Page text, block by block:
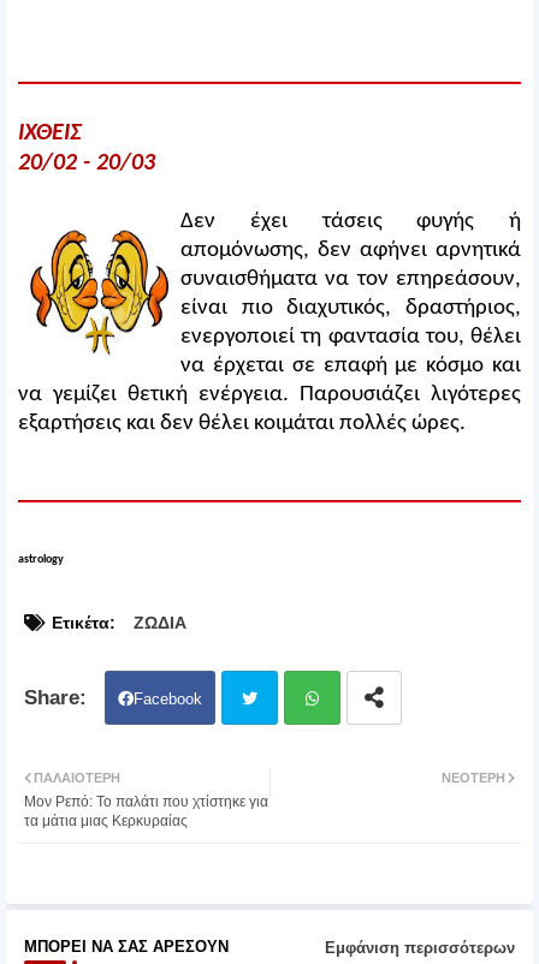
ΙΧΘΕΙΣ
20/02 - 20/03
Δεν έχει τάσεις φυγής ή
απομόνωσης, δεν αφήνει αρνητικά
συναισθήματα να τον επηρεάσουν,
είναι πιο διαχυτικός, δραστήριος,
ενεργοποιεί τη φαντασία του, θέλει
να έρχεται σε επαφή με κόσμο και
να γεμίζει θετική ενέργεια. Παρουσιάζει λιγότερες
εξαρτήσεις και δεν θέλει κοιμάται πολλές ώρες.
astrology
Ετικέτα: ΖΩΔΙΑ
Facebook
ter
ΝΕΌΤΕΡΗ
ΠΑΛΑΙΌΤΕΡΗ
Μον Ρεπό: Το παλάτι που χτίστηκε για
τα μάτια μιας Κερκυραίας
ΜΠΟΡΕΊ ΝΑ ΣΑΣ ΑΡΈΣΟΥΝ Εμφάνιση περισσότερων